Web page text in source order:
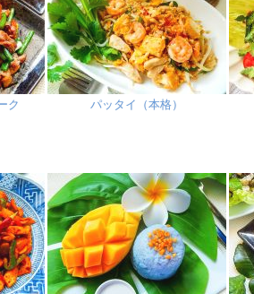
ク パッタイ（本格）